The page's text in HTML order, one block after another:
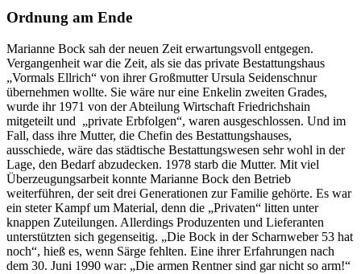
Ordnung am Ende
Marianne Bock sah der neuen Zeit erwartungsvoll entgegen.
Vergangenheit war die Zeit, als sie das private Bestattungshaus
„Vormals Ellrich“ von ihrer Großmutter Ursula Seidenschnur
übernehmen wollte. Sie wäre nur eine Enkelin zweiten Grades,
wurde ihr 1971 von der Abteilung Wirtschaft Friedrichshain
mitgeteilt und „private Erbfolgen“, waren ausgeschlossen. Und im
Fall, dass ihre Mutter, die Chefin des Bestattungshauses,
ausschiede, wäre das städtische Bestattungswesen sehr wohl in der
Lage, den Bedarf abzudecken. 1978 starb die Mutter. Mit viel
Überzeugungsarbeit konnte Marianne Bock den Betrieb
weiterführen, der seit drei Generationen zur Familie gehörte. Es war
ein steter Kampf um Material, denn die „Privaten“ litten unter
knappen Zuteilungen. Allerdings Produzenten und Lieferanten
unterstützten sich gegenseitig. „Die Bock in der Scharnweber 53 hat
noch“, hieß es, wenn Särge fehlten. Eine ihrer Erfahrungen nach
dem 30. Juni 1990 war: „Die armen Rentner sind gar nicht so arm!“